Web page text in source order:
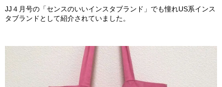
JJ４月号の「センスのいいインスタブランド」でも憧れUS系インス
タブランドとして紹介されていました。